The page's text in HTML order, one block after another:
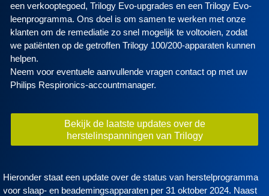
een verkooptegoed, Trilogy Evo-upgrades en een Trilogy Evo-
leenprogramma. Ons doel is om samen te werken met onze
klanten om de remediatie zo snel mogelijk te voltooien, zodat
we patiënten op de getroffen Trilogy 100/200-apparaten kunnen
helpen.
Neem voor eventuele aanvullende vragen contact op met uw
Philips Respironics-accountmanager.
Bekijk de laatste updates over de
herstelinspanningen van Trilogy
Hieronder staat een update over de status van herstelprogramma
voor slaap- en beademingsapparaten per 31 oktober 2024. Naast